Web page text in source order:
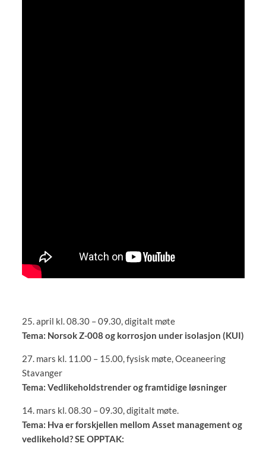
25. april kl. 08.30 – 09.30, digitalt møte
Tema: Norsok Z-008 og korrosjon under isolasjon (KUI)
27. mars kl. 11.00 – 15.00, fysisk møte, Oceaneering
Stavanger
Tema: Vedlikeholdstrender og framtidige løsninger
14. mars kl. 08.30 – 09.30, digitalt møte.
Tema: Hva er forskjellen mellom Asset management og
vedlikehold? SE OPPTAK: